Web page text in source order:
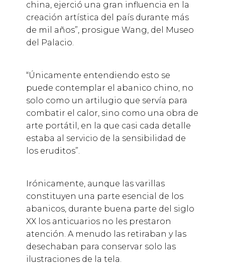
china, ejerció una gran influencia en la
creación artística del país durante más
de mil años”, prosigue Wang, del Museo
del Palacio.
“Únicamente entendiendo esto se
puede contemplar el abanico chino, no
solo como un artilugio que servía para
combatir el calor, sino como una obra de
arte portátil, en la que casi cada detalle
estaba al servicio de la sensibilidad de
los eruditos”.
Irónicamente, aunque las varillas
constituyen una parte esencial de los
abanicos, durante buena parte del siglo
XX los anticuarios no les prestaron
atención. A menudo las retiraban y las
desechaban para conservar solo las
ilustraciones de la tela.